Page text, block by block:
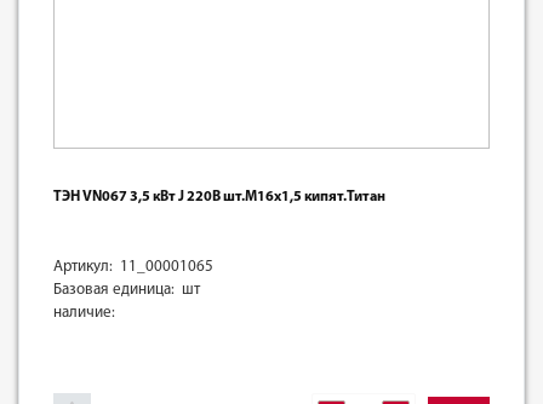
ТЭН VN067 3,5 кВт J 220В шт.М16х1,5 кипят.Титан
Артикул: 11_00001065
Базовая единица: шт
наличие: